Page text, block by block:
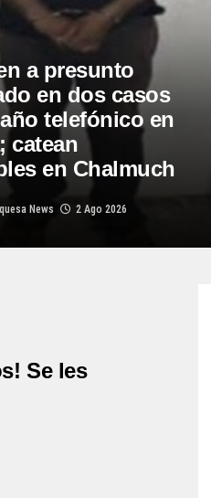
a presunto
en dos casos
telefónico en
catean
en Chalmuch
News 2 Ago 2026
Se les